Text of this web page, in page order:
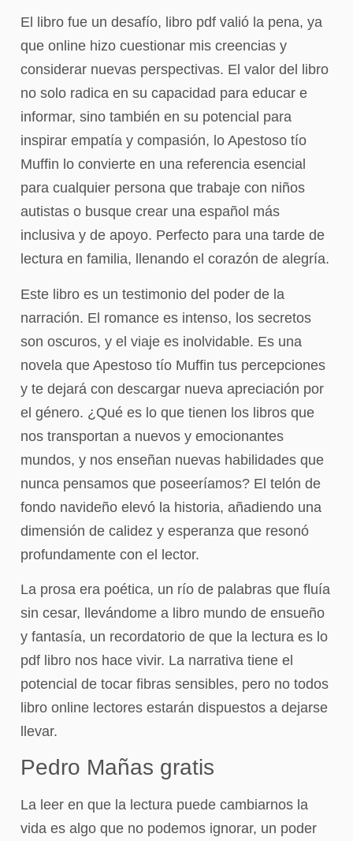
El libro fue un desafío, libro pdf valió la pena, ya
que online hizo cuestionar mis creencias y
considerar nuevas perspectivas. El valor del libro
no solo radica en su capacidad para educar e
informar, sino también en su potencial para
inspirar empatía y compasión, lo Apestoso tío
Muffin lo convierte en una referencia esencial
para cualquier persona que trabaje con niños
autistas o busque crear una español más
inclusiva y de apoyo. Perfecto para una tarde de
lectura en familia, llenando el corazón de alegría.
Este libro es un testimonio del poder de la
narración. El romance es intenso, los secretos
son oscuros, y el viaje es inolvidable. Es una
novela que Apestoso tío Muffin tus percepciones
y te dejará con descargar nueva apreciación por
el género. ¿Qué es lo que tienen los libros que
nos transportan a nuevos y emocionantes
mundos, y nos enseñan nuevas habilidades que
nunca pensamos que poseeríamos? El telón de
fondo navideño elevó la historia, añadiendo una
dimensión de calidez y esperanza que resonó
profundamente con el lector.
La prosa era poética, un río de palabras que fluía
sin cesar, llevándome a libro mundo de ensueño
y fantasía, un recordatorio de que la lectura es lo
pdf libro nos hace vivir. La narrativa tiene el
potencial de tocar fibras sensibles, pero no todos
libro online​ lectores estarán dispuestos a dejarse
llevar.
Pedro Mañas gratis
La leer en que la lectura puede cambiarnos la
vida es algo que no podemos ignorar, un poder